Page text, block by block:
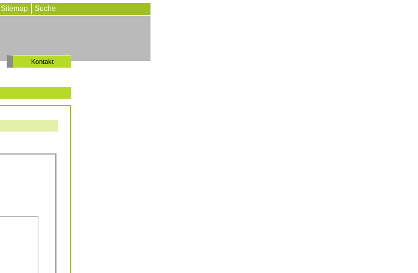
Sitemap Suche
Kontakt